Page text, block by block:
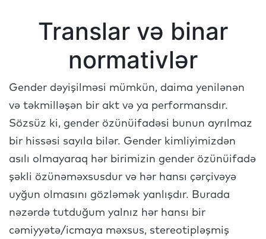
Translar və binar
normativlər
Gender dəyişilməsi mümkün, daima yenilənən
və təkmilləşən bir akt və ya performansdır.
Sözsüz ki, gender özünüifadəsi bunun ayrılmaz
bir hissəsi sayıla bilər. Gender kimliyimizdən
asılı olmayaraq hər birimizin gender özünüifadə
şəkli özünəməxsusdur və hər hansı çərçivəyə
uyğun olmasını gözləmək yanlışdır. Burada
nəzərdə tutduğum yalnız hər hansı bir
cəmiyyətə/icmaya məxsus, stereotipləşmiş